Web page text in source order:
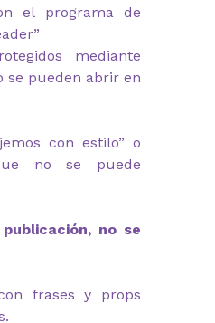
el programa de
mediante
se pueden abrir en
con estilo” o
que no se puede
no se
frases y props